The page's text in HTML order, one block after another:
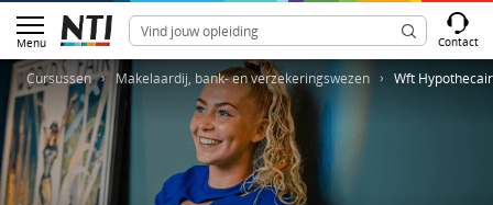
Menu Contact
Cursussen Makelaardij, bank- en verzekeringswezen Wft